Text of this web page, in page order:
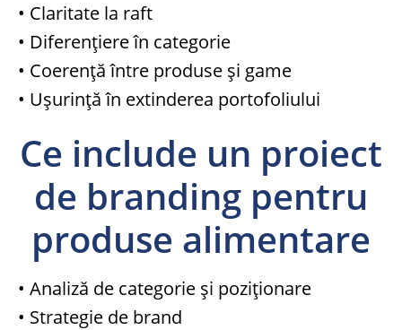
• Claritate la raft
• Diferențiere în categorie
• Coerență între produse și game
• Ușurință în extinderea portofoliului
Ce include un proiect
de branding pentru
produse alimentare
• Analiză de categorie și poziționare
• Strategie de brand